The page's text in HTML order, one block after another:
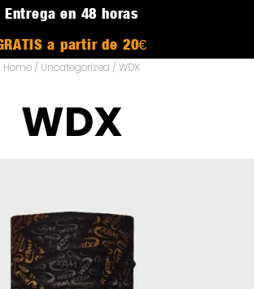
Entrega en 48 horas
a partir de 20€
Home / Uncategorized / WDX
WDX